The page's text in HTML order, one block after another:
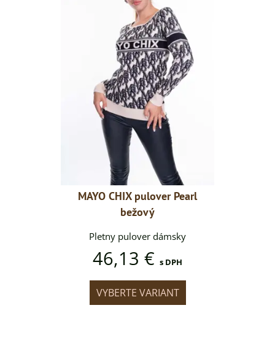
MAYO CHIX pulover Pearl
bežový
Pletny pulover dámsky
46,13 € s DPH
VYBERTE VARIANT